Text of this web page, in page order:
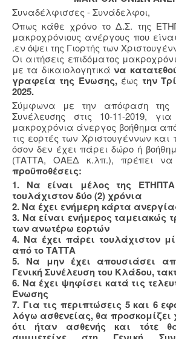
Συναδέλφισσες - Συνάδελφοι,
Όπως κάθε χρόνο το Δ.Σ. της
μακροχρόνιους ανέργους που
.εν όψει της Γιορτής των
Οι αιτήσεις επιδόματος
με τα δικαιολογητικά να
γραφεία της Ένωσης,έως την
2025.
Σύμφωνα με την απόφαση της
Συνέλευσης στις 10-11-2019,
μακροχρόνια άνεργος βοήθημα
τις εορτές των Χριστουγέννων
όσον δεν έχει πάρει δώρο ή
(ΤΑΤΤΑ, ΟΑΕΔ κ.λπ.), πρέπει να
προϋποθέσεις:
1. Να είναι μέλος της
τουλάχιστον δύο (2) χρόνια
2. Να έχει ενήμερη κάρτα
3. Να είναι ενήμερος ταμειακώς
των ανωτέρω εορτών
4. Να έχει πάρει τουλάχιστον
από το ΤΑΤΤΑ
5. Να μην έχει απουσιάσει
Γενική Συνέλευση του Κλάδου,
6. Να έχει ψηφίσει κατά τις
Ένωσης
7. Για τις περιπτώσεις 5 και 6
λόγω ασθενείας, θα προσκομίζει
ότι ήταν ασθενής και τότε